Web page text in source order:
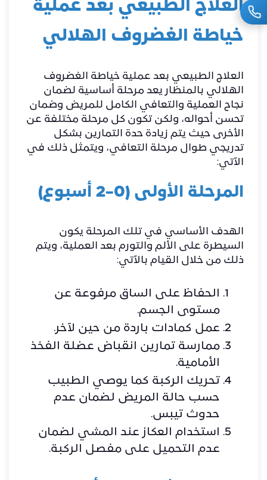
العلاج الطبيعي بعد عملية
خياطة الغضروف الهلالي
العلاج الطبيعي بعد عملية خياطة الغضروف
الهلالي بالمنظار يعد مرحلة أساسية لضمان
نجاح العملية والتعافي الكامل للمريض وضمان
تحسن أحواله، ولكن تكون كل مرحلة مختلفة عن
الأخرى حيث يتم زيادة حدة التمارين بشكل
تدريجي طوال مرحلة التعافي، ويتمثل ذلك في
الآتي:
المرحلة الأولى (0–2 أسبوع)
الهدف الأساسي في تلك المرحلة يكون
السيطرة على الألم والتورم بعد العملية، ويتم
ذلك من خلال القيام بالآتي:
الحفاظ على الساق مرفوعة عن
مستوى الجسم.
عمل كمادات باردة من حين لآخر.
ممارسة تمارين انقباض عضلة الفخذ
الأمامية.
تحريك الركبة كما يوصي الطبيب
حسب حالة المريض لضمان عدم
حدوث تيبس.
استخدام العكاز عند المشي لضمان
عدم التحميل على مفصل الركبة.